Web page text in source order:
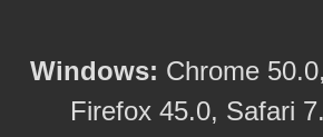
Windows: Chrome
Firefox 45.0, Safari